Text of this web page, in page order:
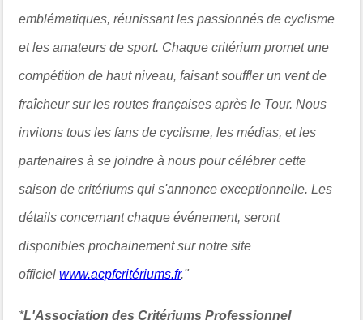
emblématiques, réunissant les passionnés de cyclisme
et les amateurs de sport. Chaque critérium promet une
compétition de haut niveau, faisant souffler un vent de
fraîcheur sur les routes françaises après le Tour. Nous
invitons tous les fans de cyclisme, les médias, et les
partenaires à se joindre à nous pour célébrer cette
saison de critériums qui s'annonce exceptionnelle. Les
détails concernant chaque événement, seront
disponibles prochainement sur notre site
officielwww.acpfcritériums.fr."
*L'Association des Critériums Professionnel